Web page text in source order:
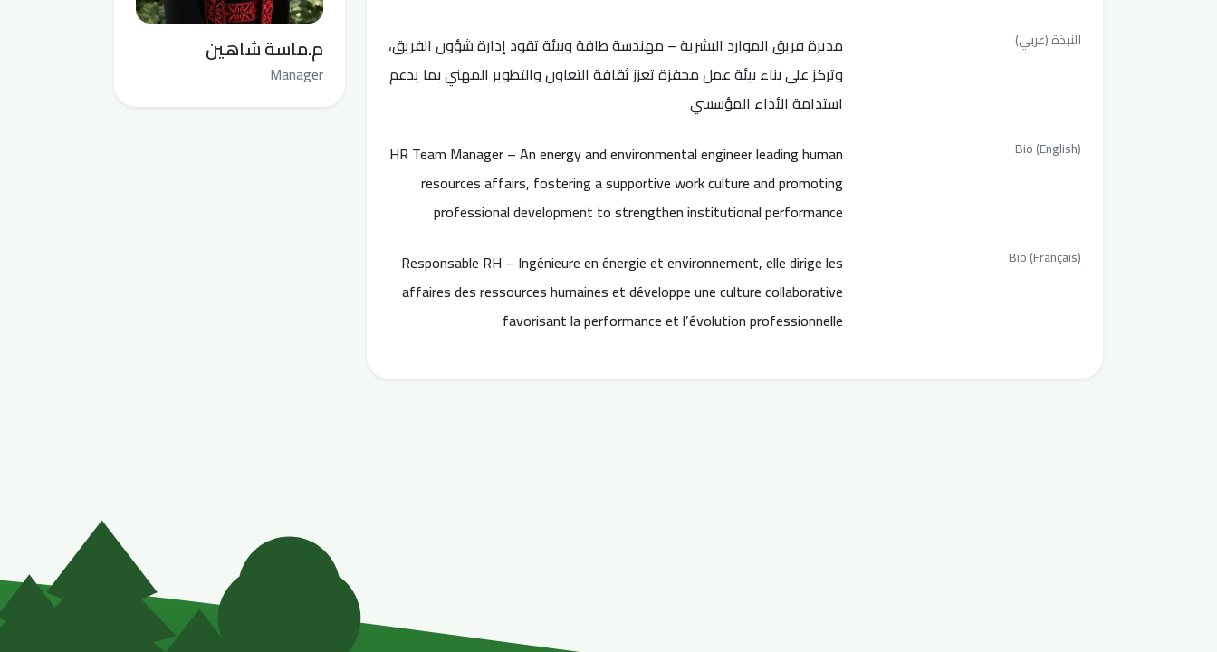
النبذة (عربي)
مديرة فريق الموارد البشرية – مهندسة طاقة وبيئة تقود إدارة شؤون الفريق،
وتركز على بناء بيئة عمل محفزة تعزز ثقافة التعاون والتطوير المهني بما يدعم
استدامة الأداء المؤسسي
Bio (English)
HR Team Manager – An energy and environmental engineer leading human
resources affairs, fostering a supportive work culture and promoting
professional development to strengthen institutional performance
Bio (Français)
Responsable RH – Ingénieure en énergie et environnement, elle dirige les
affaires des ressources humaines et développe une culture collaborative
favorisant la performance et l’évolution professionnelle
م.ماسة شاهين
Manager